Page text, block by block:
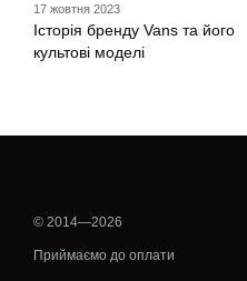
17 жовтня 2023
Історія бренду Vans та його
культові моделі
© 2014—2026
Приймаємо до оплати